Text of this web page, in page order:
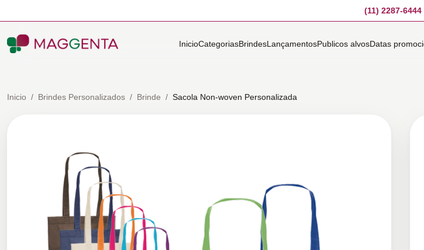
(11) 2287-6444
InicioCategoriasBrindesLançamentosPublicos alvosDatas
Inicio / Brindes Personalizados / Brinde / Sacola Non-woven Personalizada